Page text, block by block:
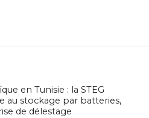
en Tunisie : la STEG
au stockage par batteries,
de délestage